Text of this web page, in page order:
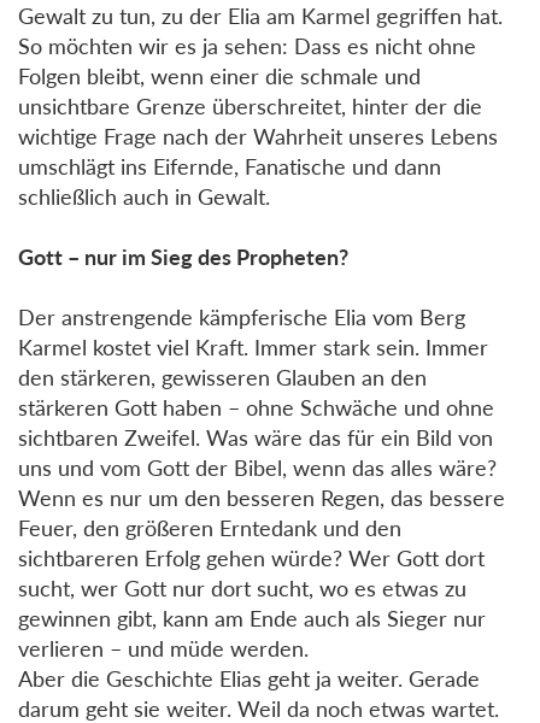
Gewalt zu tun, zu der Elia am Karmel gegriffen hat.
So möchten wir es ja sehen: Dass es nicht ohne
Folgen bleibt, wenn einer die schmale und
unsichtbare Grenze überschreitet, hinter der die
wichtige Frage nach der Wahrheit unseres Lebens
umschlägt ins Eifernde, Fanatische und dann
schließlich auch in Gewalt.
Gott – nur im Sieg des Propheten?
Der anstrengende kämpferische Elia vom Berg
Karmel kostet viel Kraft. Immer stark sein. Immer
den stärkeren, gewisseren Glauben an den
stärkeren Gott haben – ohne Schwäche und ohne
sichtbaren Zweifel. Was wäre das für ein Bild von
uns und vom Gott der Bibel, wenn das alles wäre?
Wenn es nur um den besseren Regen, das bessere
Feuer, den größeren Erntedank und den
sichtbareren Erfolg gehen würde? Wer Gott dort
sucht, wer Gott nur dort sucht, wo es etwas zu
gewinnen gibt, kann am Ende auch als Sieger nur
verlieren – und müde werden.
Aber die Geschichte Elias geht ja weiter. Gerade
darum geht sie weiter. Weil da noch etwas wartet.